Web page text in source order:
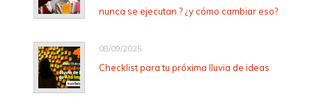
nunca se ejecutan ? ¿y cómo cambiar eso?
08/09/2025
Checklist para tu próxima lluvia de ideas